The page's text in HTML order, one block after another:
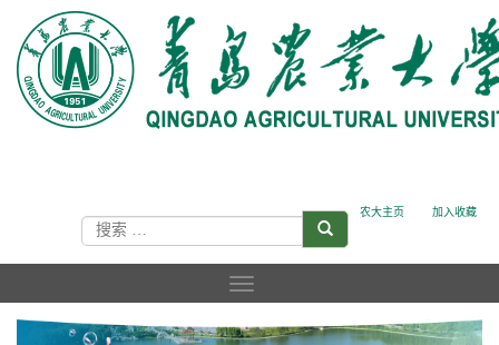
加入收藏
农大主页